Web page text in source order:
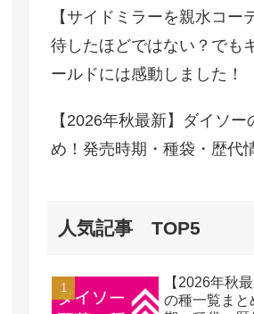
【サイドミラーを親水コー
待したほどではない？でも
ールドには感動しました！
【2026年秋最新】ダイソー
め！発売時期・種袋・歴代
人気記事 TOP5
【2026年秋
の種一覧まと